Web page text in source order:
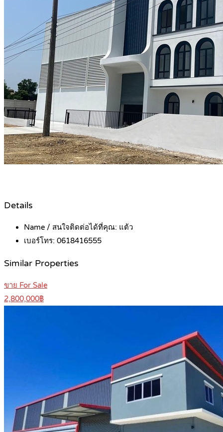
Details
Name / สนใจติดต่อได้ที่คุณ: แต้ว
เบอร์โทร: 0618416555
Similar Properties
ขาย For Sale
2,800,000฿